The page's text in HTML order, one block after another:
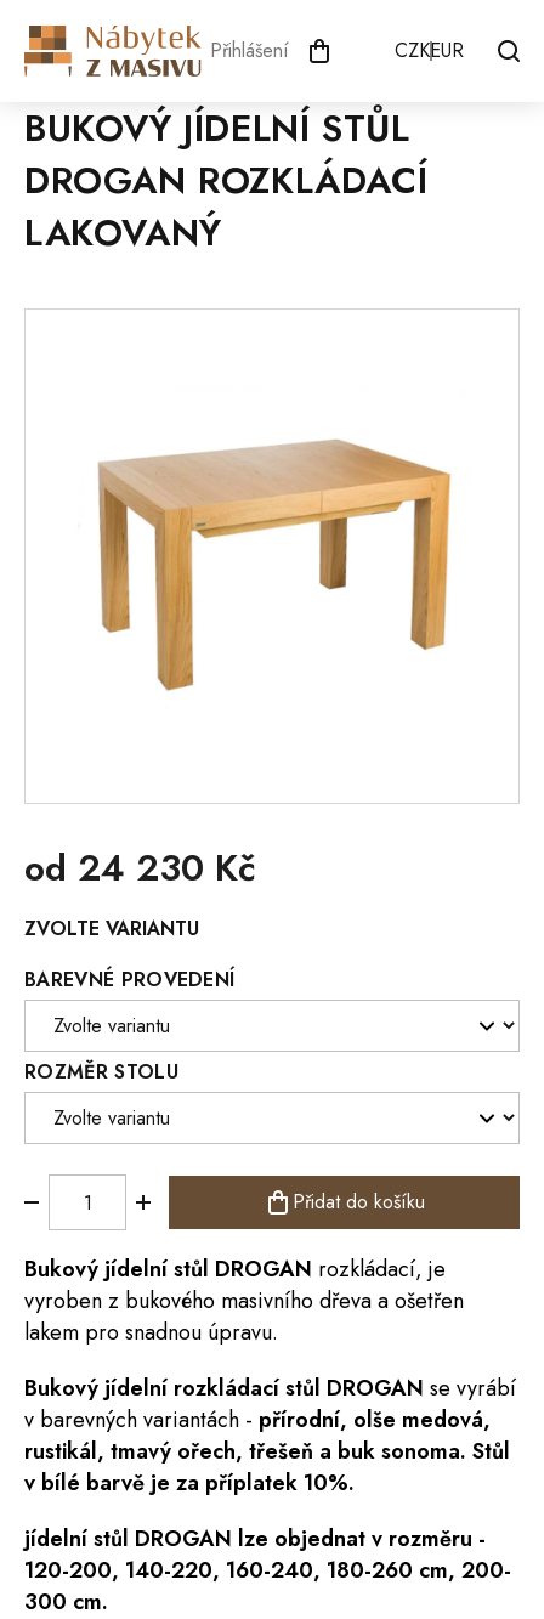
obsah
Přihlášení CZKEUR
BUKOVÝ JÍDELNÍ STŮL
DROGAN ROZKLÁDACÍ
LAKOVANÝ
od 24 230 Kč
cena:
ZVOLTE VARIANTU
BAREVNÉ PROVEDENÍ
ROZMĚR STOLU
Přidat do košíku
Bukový jídelnístůl DROGAN rozkládací, je
vyroben z bukového masivního dřeva a ošetřen
lakem pro snadnou úpravu.
Bukový jídelní rozkládací stůl DROGAN se vyrábí
v barevných variantách - přírodní, olše medová,
rustikál, tmavý ořech, třešeň a buk sonoma. Stůl
v bílé barvě je za příplatek 10%.
jídelní stůl DROGAN lze objednat v rozměru -
120-200, 140-220, 160-240, 180-260 cm, 200-
300 cm.